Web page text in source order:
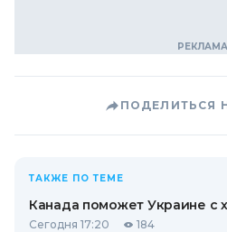
ПОДЕЛИТЬСЯ
ТАКЖЕ ПО ТЕМЕ
Канада поможет Украине с
Сегодня 17:20 184